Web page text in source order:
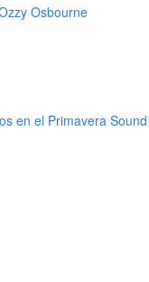
Osbourne
en el Primavera Sound